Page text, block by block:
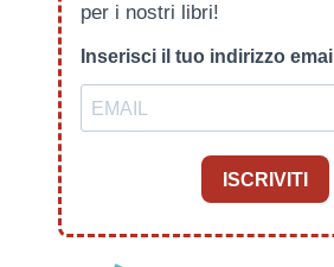
per i nostri libri!
Inserisci il tuo indirizzo email
ISCRIVITI